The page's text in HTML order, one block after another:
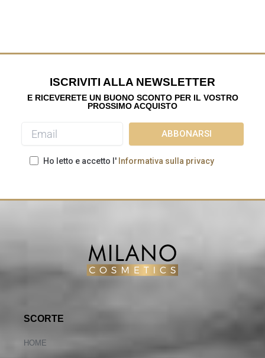
ISCRIVITI ALLA NEWSLETTER
E RICEVERETE UN BUONO SCONTO PER IL VOSTRO
PROSSIMO ACQUISTO
Ho letto e accetto l' Informativa sulla privacy
SCORTE
HOME